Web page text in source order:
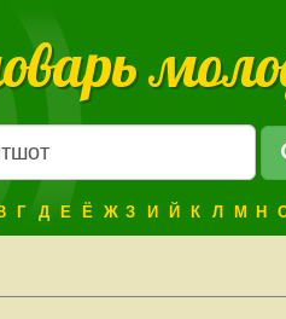
Г Д Е Ё Ж З И Й К Л М Н